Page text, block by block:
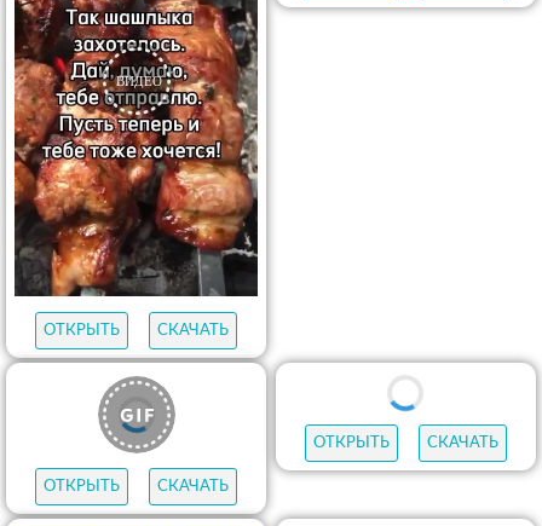
ОТКРЫТЬ СКАЧАТЬ
ОТКРЫТЬ СКАЧАТЬ
ОТКРЫТЬ СКАЧАТЬ
ОТКРЫТЬ СКАЧАТЬ